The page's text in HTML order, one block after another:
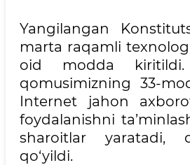
Yangilangan
marta raqamli
oid modda kiritildi.
qomusimizning 33-
Internet jahon
foydalanishni
sharoitlar yaratadi,
qo‘yildi.